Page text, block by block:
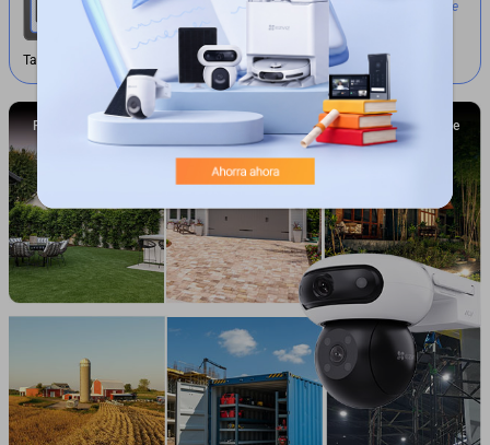
Tarjeta nano SIM
Nota: Para utilizar la conectividad 4G, se requiere
una tarjeta Nano SIM compatible y un plan de
datos celulares activo.
Patio trasero de la
villa
Garaje de la casa Cabaña del bosque